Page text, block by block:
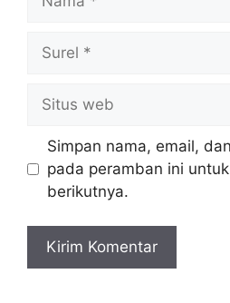
web
Simpan nama, email,
pada peramban ini
berikutnya.